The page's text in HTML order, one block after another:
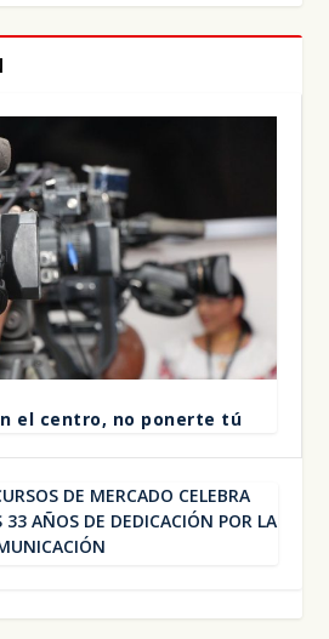
el cen­tro, no poner­te tú
DE MER­CA­DO CELE­BRA
33 AÑOS DE DEDI­CA­CIÓN POR LA